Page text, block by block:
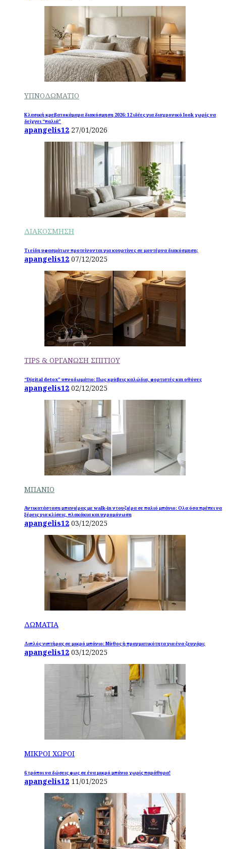
ΥΠΝΟΔΩΜΑΤΙΟ
Κλασική κρεβατοκάμαρα διακόσμηση 2026: 12 ιδέες για διαχρονικό look χωρίς να
δείχνει “παλιά”
apangelis12 27/01/2026
ΔΙΑΚΟΣΜΗΣΗ
Τι είδη υφασμάτων προτείνονται για κουρτίνες σε μοντέρνα διακόσμηση;
apangelis12 07/12/2025
TIPS & ΟΡΓΑΝΩΣΗ ΣΠΙΤΙΟΥ
“Digital detox” υπνοδωμάτιο: Πως κρύβεις καλώδια, φορτιστές και οθόνες
apangelis12 02/12/2025
ΜΠΑΝΙΟ
Αντικατάσταση μπανιέρας με walk-in ντουζιέρα σε παλιό μπάνιο: Ολα όσα πρέπει να
ξέρεις για κλίσεις, πλακάκια και υγρομόνωση
apangelis12 03/12/2025
ΔΩΜΑΤΙΑ
Διπλός νιπτήρας σε μικρό μπάνιο: Μύθος ή πραγματικότητα για ένα ζευγάρι;
apangelis12 03/12/2025
ΜΙΚΡΟΙ ΧΩΡΟΙ
6 τρόποι να δώσεις φως σε ένα μικρό μπάνιο χωρίς παράθυρα!
apangelis12 11/01/2025